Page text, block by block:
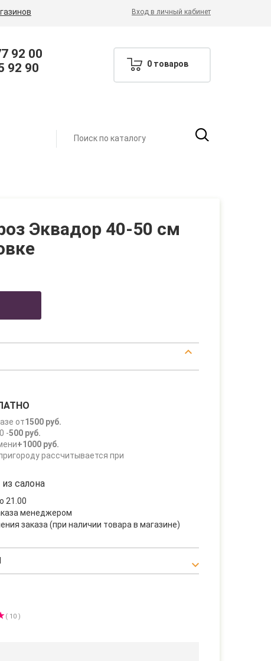
Вход в личный кабинет
92 00
92 90
0 товаров
Эквадор 40-50 см
от1500 руб.
-500 руб.
+1000 руб.
рассчитывается при
салона
21.00
менеджером
заказа (при наличии товара в магазине)
( 10 )